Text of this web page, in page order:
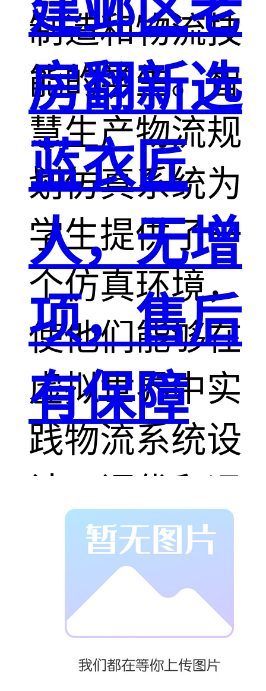
制造和物流技
能的学生。智
慧生产物流规
划仿真系统为
学生提供了一
个仿真环境，
使他们能够在
虚拟世界中实
践物流系统设
营管理，从而
地迎接未来的
职业挑战。
房翻新选
蓝衣匠
人，无增
项，售后
有保障